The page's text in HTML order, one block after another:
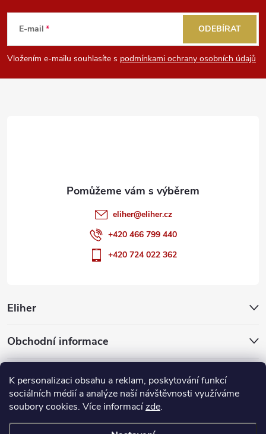
K personalizaci obsahu a reklam, poskytování funkcí
sociálních médií a analýze naší návštěvnosti využíváme
soubory cookies. Více informacízde.
p
E-mail
Vložením e-mailu souhlasíte s podmínkami ochrany osobních údajů
ODEBÍRAT
Eliher
Obchodní informace
Partnerské weby
eliher@eliher.cz
+420 466 799 440
+420 724 022 362
cookies